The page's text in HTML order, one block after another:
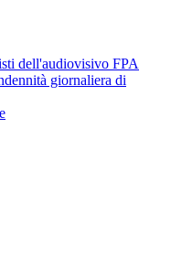
dell'audiovisivo FPA
giornaliera di